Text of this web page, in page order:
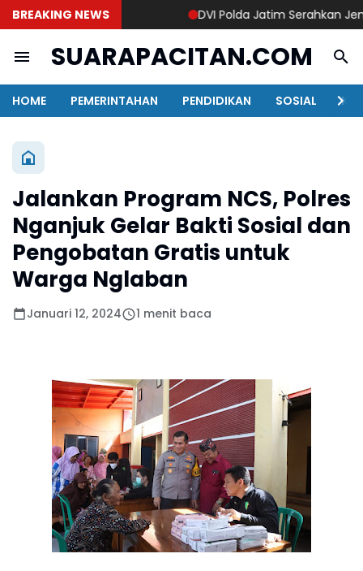
BREAKING NEWS DVI Polda Jatim Serahkan
SUARAPACITAN.COM
HOME PEMERINTAHAN PENDIDIKAN SOSIAL
Jalankan Program NCS, Polres
Nganjuk Gelar Bakti Sosial dan
Pengobatan Gratis untuk
Warga Nglaban
Januari 12, 2024 1 menit baca